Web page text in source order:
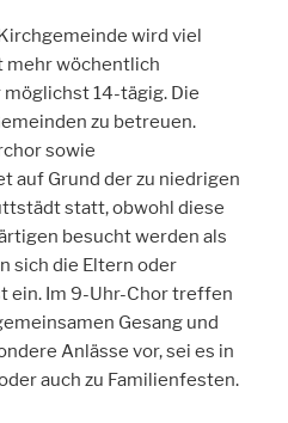
wird viel
mehr wöchentlich
14-tägig. Die
zu betreuen.
sowie
auf Grund der zu niedrigen
statt, obwohl diese
besucht werden als
sich die Eltern oder
ein. Im 9-Uhr-Chor treffen
Gesang und
Anlässe vor, sei es in
auch zu Familienfesten.